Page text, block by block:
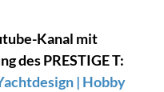
Kanal mit
des PRESTIGE T:
| Hobby